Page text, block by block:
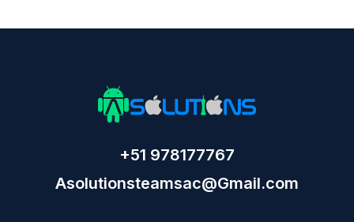
+51 978177767
Asolutionsteamsac@Gmail.com